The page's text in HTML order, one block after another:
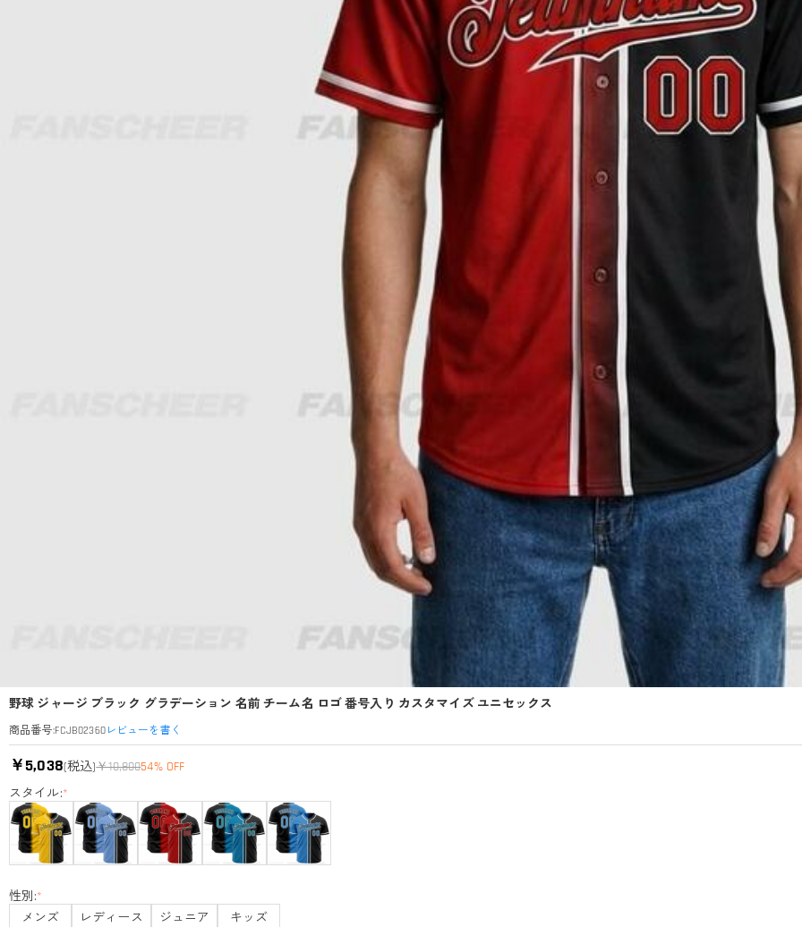
野球 ジャージ ブラック グラデーション 名前 チーム名 ロゴ 番号入り カスタマイズ ユニセックス
商品番号:FCJB02360レビューを書く
￥5,038(税込)￥10,80054% OFF
スタイル:*
性別:*
メンズ
レディース ジュニア キッズ